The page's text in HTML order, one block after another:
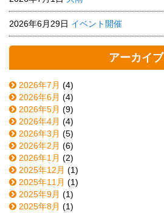
2026年6月29日 イベント開催
アーカイブ
2026年7月 (4)
2026年6月 (4)
2026年5月 (9)
2026年4月 (4)
2026年3月 (5)
2026年2月 (6)
2026年1月 (2)
2025年12月 (1)
2025年11月 (1)
2025年9月 (1)
2025年8月 (1)